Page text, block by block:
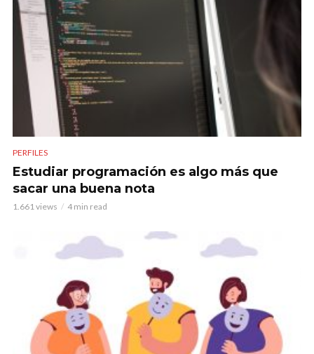
PERFILES
Estudiar programación es algo más que
sacar una buena nota
1.661 views 4 min read